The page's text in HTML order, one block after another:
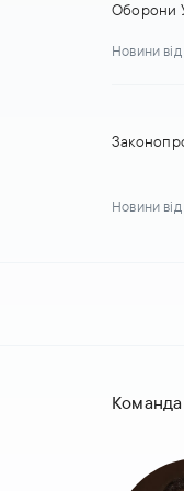
Оборони
Новини від
Новини від
Команда